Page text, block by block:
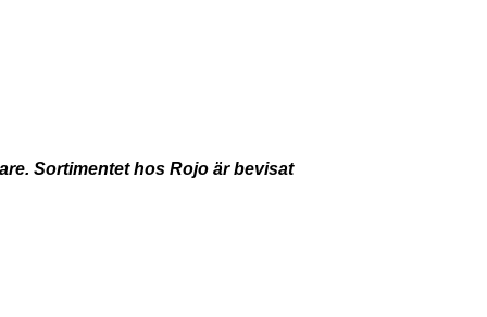
Sortimentet hos Rojo är bevisat